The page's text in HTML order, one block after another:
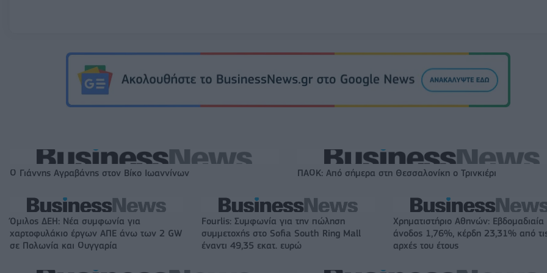
Ο Γιάννης Αγραβάνης στον Βίκο Ιωαννίνων ΠΑΟΚ: Από σήμερα στη Θεσσαλονίκη ο Τρινκιέρι
Όμιλος ΔΕΗ: Νέα συμφωνία για
χαρτοφυλάκιο έργων ΑΠΕ άνω των 2 GW
σε Πολωνία και Ουγγαρία
Fourlis: Συμφωνία για την πώληση
συμμετοχής στο Sofia South Ring Mall
έναντι 49,35 εκατ. ευρώ
Χρηματιστήριο Αθηνών: Εβδομαδιαία
άνοδος 1,76%, κέρδη 23,31% από
αρχές του έτους